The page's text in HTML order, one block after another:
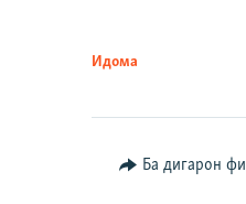
Идома
Ба дигарон